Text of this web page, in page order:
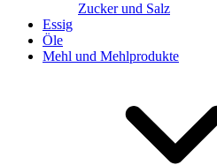
Zucker und Salz
Essig
Öle
Mehl und Mehlprodukte